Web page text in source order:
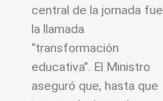
central de la jornada fue
la llamada
“transformación
educativa”. El Ministro
aseguró que, hasta que